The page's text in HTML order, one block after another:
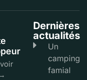
Dernières
actualités
Un
camping
famial